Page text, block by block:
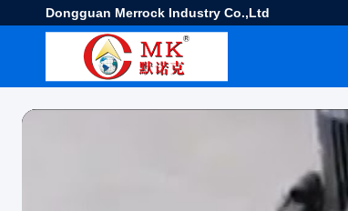
Dongguan Merrock Industry Co.,Ltd